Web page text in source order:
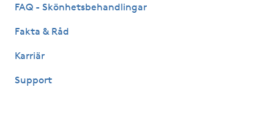
Gellack med förstärkning
Gravidyoga
FAQ - Skönhetsbehandlingar
Fakta & Råd
Karriär
Support